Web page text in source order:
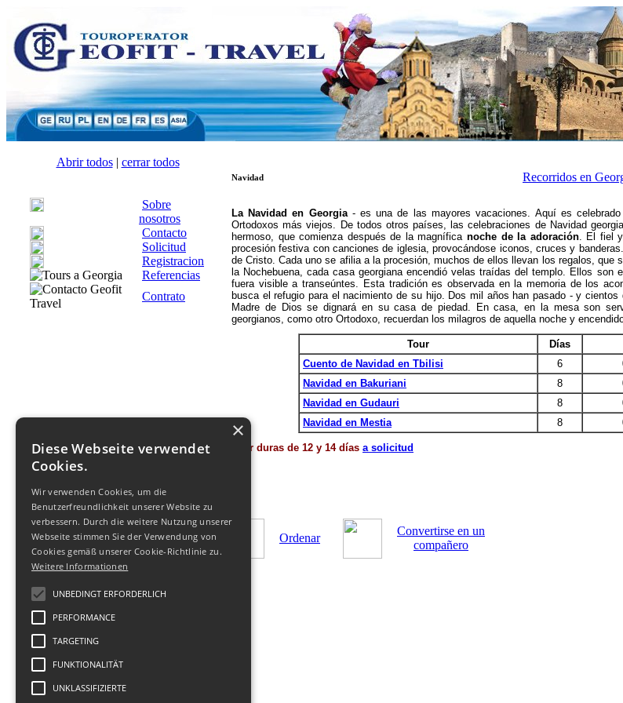
Abrir todos| cerrar todos
Sobre
nosotros
Contacto
Solicitud
Registracion
Referencias
Contrato
Navidad Recorridos en
La Navidad en Georgia - es una de las mayores vacaciones.Aquí es
Ortodoxos más viejos. De todos otros países, las celebraciones de Navidad
hermoso, que comienza después de la magnífica noche de la adoración. El fiel
procesión festiva con canciones de iglesia, provocándose iconos, cruces y
de Cristo. Cada uno se afilia a la procesión, muchos de ellos llevan los regalos, que
la Nochebuena, cada casa georgiana encendió velas traídas del templo. Ellos
fuera visible a transeúntes. Esta tradición es observada en la memoria de los
busca el refugio para el nacimiento de su hijo. Dos mil años han pasado - y
Madre de Dios se dignará en su casa de piedad.
En casa, en la mesa son
georgianos, como otro Ortodoxo, recuerdan los milagros de aquella noche y
Tour Días
Cuento de Navidad en Tbilisi
6
Navidad en Bakuriani
8
Navidad en Gudauri
8
Navidad en Mestia
8
Tour duras de 12 y 14 días a solicitud
Ordenar
Convertirse en un
compañero
© 2011-
+Geofit Travel
Privacidad
×
Diese Webseite verwendet
Cookies.
Wir verwenden Cookies, um die
Benutzerfreundlichkeit unserer Website zu
verbessern. Durch die weitere Nutzung unserer
Webseite stimmen Sie der Verwendung von
Cookies gemäß unserer Cookie-Richtlinie zu.
Weitere Informationen
UNBEDINGT ERFORDERLICH
PERFORMANCE
TARGETING
FUNKTIONALITÄT
UNKLASSIFIZIERTE